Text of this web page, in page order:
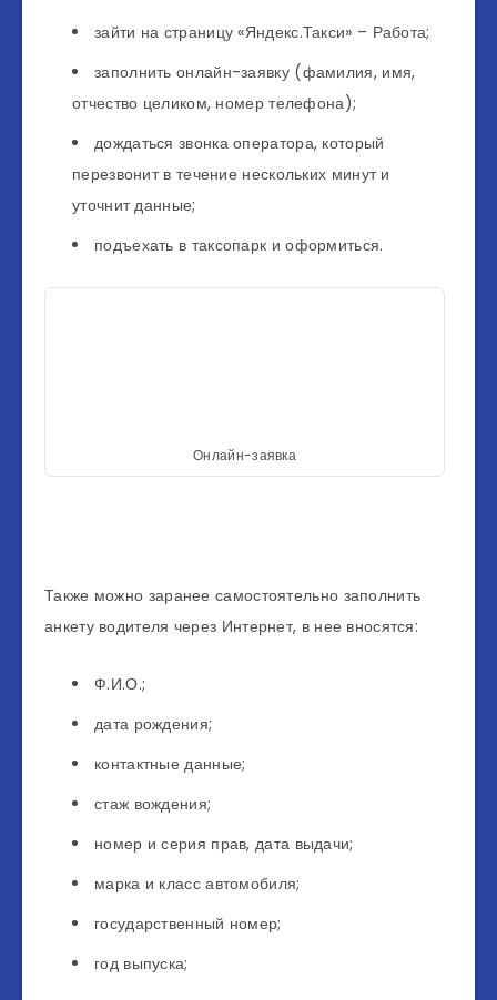
зайти на страницу «Яндекс.Такси» – Работа;
заполнить онлайн-заявку (фамилия, имя,
отчество целиком, номер телефона);
дождаться звонка оператора, который
перезвонит в течение нескольких минут и
уточнит данные;
подъехать в таксопарк и оформиться.
Онлайн-заявка
Также можно заранее самостоятельно заполнить
анкету водителя через Интернет, в нее вносятся:
Ф.И.О.;
дата рождения;
контактные данные;
стаж вождения;
номер и серия прав, дата выдачи;
марка и класс автомобиля;
государственный номер;
год выпуска;